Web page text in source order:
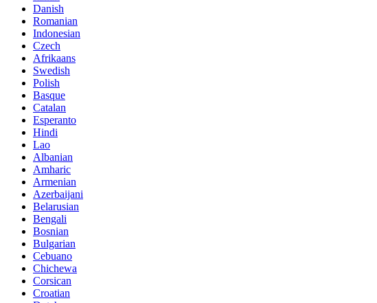
Danish
Romanian
Indonesian
Czech
Afrikaans
Swedish
Polish
Basque
Catalan
Esperanto
Hindi
Lao
Albanian
Amharic
Armenian
Azerbaijani
Belarusian
Bengali
Bosnian
Bulgarian
Cebuano
Chichewa
Corsican
Croatian